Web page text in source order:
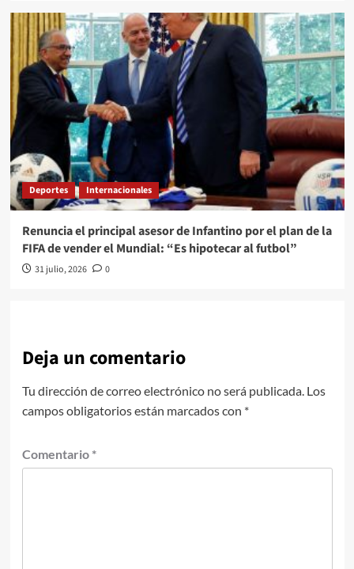
Deportes Internacionales
Renuncia el principal asesor de Infantino por el plan de la
FIFA de vender el Mundial: “Es hipotecar al futbol”
31 julio, 2026 0
Deja un comentario
Tu dirección de correo electrónico no será publicada. Los
campos obligatorios están marcados con *
Comentario *